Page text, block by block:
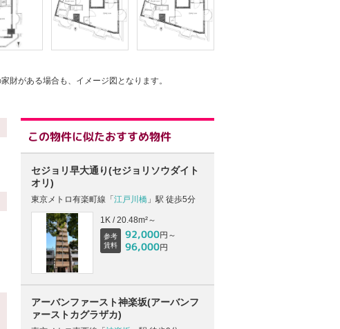
財がある場合も、イメージ図となります。
この物件に似たおすすめ物件
セジョリ早大通り(セジョリソウダイト
オリ)
東京メトロ有楽町線「江戸川橋 」駅 徒歩5分
1K / 20.48m²～
参考
賃料
92,000円～
96,000円
アーバンファースト神楽坂(アーバンフ
ァーストカグラザカ)